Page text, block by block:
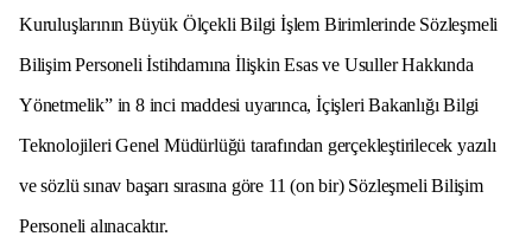
Kuruluşlarının Büyük Ölçekli Bilgi İşlem Birimlerinde Sözleşmeli
Bilişim Personeli İstihdamına İlişkin Esas ve Usuller Hakkında
Yönetmelik” in 8 inci maddesi uyarınca, İçişleri Bakanlığı Bilgi
Teknolojileri Genel Müdürlüğü tarafından gerçekleştirilecek yazılı
ve sözlü sınav başarı sırasına göre 11 (on bir) Sözleşmeli Bilişim
Personeli alınacaktır.